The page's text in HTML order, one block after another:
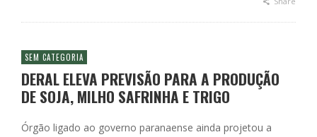
SEM CATEGORIA
DERAL ELEVA PREVISÃO PARA A PRODUÇÃO
DE SOJA, MILHO SAFRINHA E TRIGO
Órgão ligado ao governo paranaense ainda projetou a